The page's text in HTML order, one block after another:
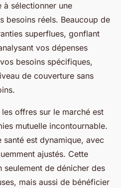
à sélectionner une
besoins réels. Beaucoup de
superflues, gonflant
vos dépenses
besoins spécifiques,
de couverture sans
offres sur le marché est
mutuelle incontournable.
santé est dynamique, avec
ajustés. Cette
de dénicher des
mais aussi de bénéficier